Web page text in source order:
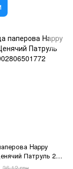
Happy
Патруль 230